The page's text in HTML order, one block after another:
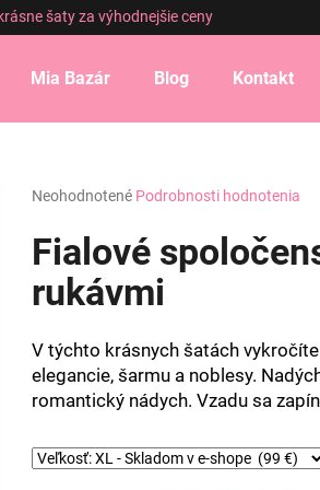
šaty za výhodnejšie ceny
Mia Bazár Blog Kontakt
Priemerné
produktu
je
hviezdičiek.
Neohodnotené Podrobnosti hodnotenia
Fialové
rukávmi
V týchto krásnych šatách
elegancie, šarmu a noblesy.
romantický nádych. Vzadu sa
HĽADAŤ